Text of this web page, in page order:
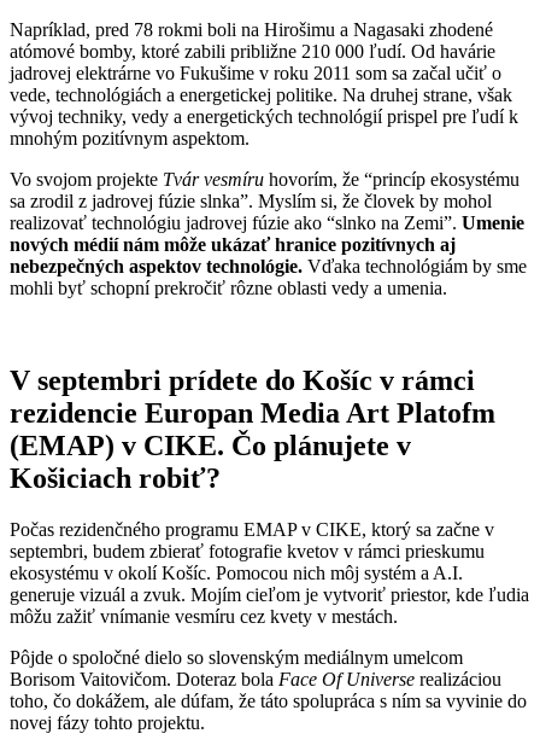
Napríklad, pred 78 rokmi boli na Hirošimu a Nagasaki zhodené
atómové bomby, ktoré zabili približne 210 000 ľudí. Od havárie
jadrovej elektrárne vo Fukušime v roku 2011 som sa začal učiť o
vede, technológiách a energetickej politike. Na druhej strane, však
vývoj techniky, vedy a energetických technológií prispel pre ľudí k
mnohým pozitívnym aspektom.
Vo svojom projekte Tvár vesmíru hovorím, že “princíp ekosystému
sa zrodil z jadrovej fúzie slnka”. Myslím si, že človek by mohol
realizovať technológiu jadrovej fúzie ako “slnko na Zemi”. Umenie
nových médií nám môže ukázať hranice pozitívnych aj
nebezpečných aspektov technológie. Vďaka technológiám by sme
mohli byť schopní prekročiť rôzne oblasti vedy a umenia.
V septembri prídete do Košíc v rámci
rezidencie Europan Media Art Platofm
(EMAP) v CIKE. Čo plánujete v
Košiciach robiť?
Počas rezidenčného programu EMAP v CIKE, ktorý sa začne v
septembri, budem zbierať fotografie kvetov v rámci prieskumu
ekosystému v okolí Košíc. Pomocou nich môj systém a A.I.
generuje vizuál a zvuk. Mojím cieľom je vytvoriť priestor, kde ľudia
môžu zažiť vnímanie vesmíru cez kvety v mestách.
Pôjde o spoločné dielo so slovenským mediálnym umelcom
Borisom Vaitovičom. Doteraz bola Face Of Universe realizáciou
toho, čo dokážem, ale dúfam, že táto spolupráca s ním sa vyvinie do
novej fázy tohto projektu.